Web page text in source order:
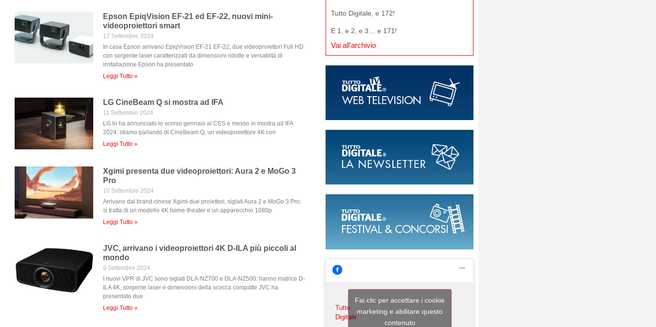
Epson EpiqVision EF-21 ed EF-22, nuovi mini-
videoproiettori smart
17 Settembre 2024
In casa Epson arrivano EpiqVision EF-21 EF-22, due videoproiettori Full HD
con sorgente laser caratterizzati da dimensioni ridotte e versatilità di
installazione Epson ha presentato
Leggi Tutto »
LG CineBeam Q si mostra ad IFA
11 Settembre 2024
LG lo ha annunciato lo scorso gennaio al CES e messo in mostra ad IFA
2024: stiamo parlando di CineBeam Q, un videoproiettore 4K con
Leggi Tutto »
Xgimi presenta due videoproiettori: Aura 2 e MoGo 3
Pro
10 Settembre 2024
Arrivano dal brand cinese Xgimi due proiettori, siglati Aura 2 e MoGo 3 Pro;
si tratta di un modello 4K home-theater e un apparecchio 1080p
Leggi Tutto »
JVC, arrivano i videoproiettori 4K D-ILA più piccoli al
mondo
9 Settembre 2024
I nuovi VPR di JVC sono siglati DLA-NZ700 e DLA-NZ500: hanno matrice D-
ILA 4K, sorgente laser e dimensioni della scocca compatte JVC ha
presentato due
Leggi Tutto »
Tutto Digitale, e 172!
E 1, e 2, e 3… e 171!
Vai all'archivio
Tutto
Digitale
Fai clic per accettare i cookie
marketing e abilitare questo
contenuto